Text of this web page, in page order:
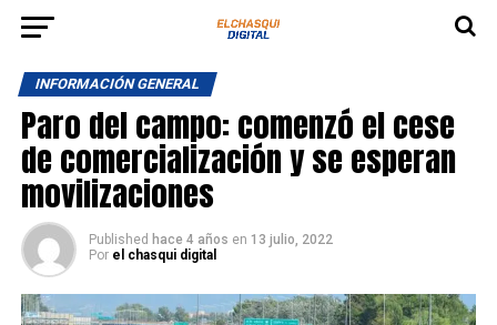
INFORMACIÓN GENERAL
Paro del campo: comenzó el cese
de comercialización y se esperan
movilizaciones
Published hace 4 años en 13 julio, 2022
Por el chasqui digital